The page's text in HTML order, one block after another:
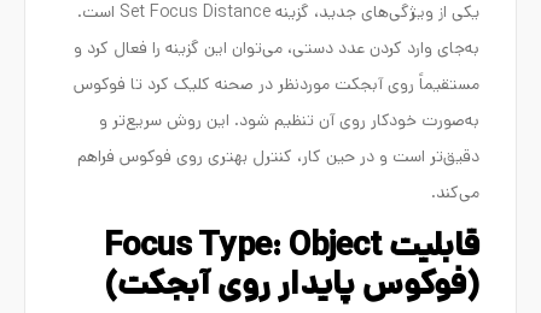
یکی از ویژگی‌های جدید، گزینه Set Focus Distance است.
به‌جای وارد کردن عدد دستی، می‌توان این گزینه را فعال کرد و
مستقیماً روی آبجکت موردنظر در صحنه کلیک کرد تا فوکوس
به‌صورت خودکار روی آن تنظیم شود. این روش سریع‌تر و
دقیق‌تر است و در حین کار، کنترل بهتری روی فوکوس فراهم
می‌کند.
قابلیت Focus Type: Object
(فوکوس پایدار روی آبجکت)